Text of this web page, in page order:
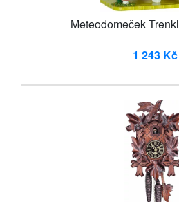
Meteodomeček
1 243 Kč